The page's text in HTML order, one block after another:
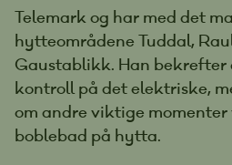
Telemark og har med det
hytteområdene Tuddal,
Gaustablikk. Han
kontroll på det elektriske,
om andre viktige
boblebad på hytta.